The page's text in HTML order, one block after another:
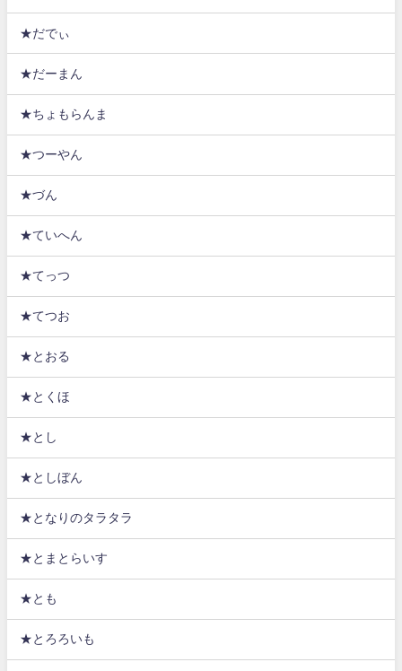
★だでぃ
★だーまん
★ちょもらんま
★つーやん
★づん
★ていへん
★てっつ
★てつお
★とおる
★とくほ
★とし
★としぼん
★となりのタラタラ
★とまとらいす
★とも
★とろろいも